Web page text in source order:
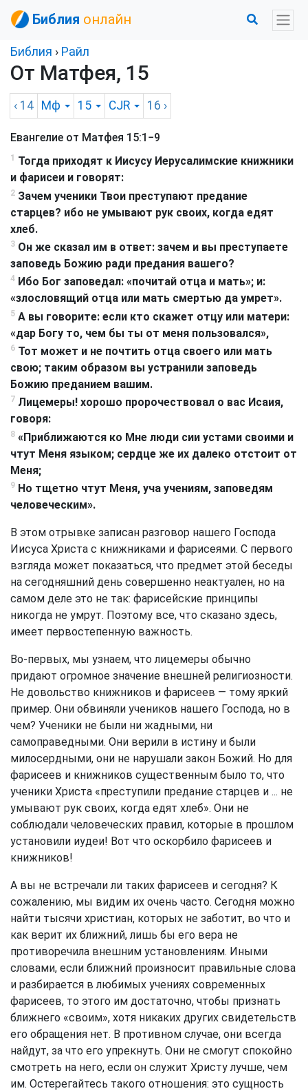
Библия онлайн
Библия › Райл
От Матфея, 15
‹ 14 Мф 15 CJR 16 ›
Евангелие от Матфея 15:1−9
1
Тогда приходят к Иисусу Иерусалимские книжники
и фарисеи и говорят:
2 Зачем ученики Твои преступают предание
старцев? ибо не умывают рук своих, когда едят
хлеб.
3 Он же сказал им в ответ: зачем и вы преступаете
заповедь Божию ради предания вашего?
4 Ибо Бог заповедал: «почитай отца и мать»; и:
«злословящий отца или мать смертью да умрет».
5 А вы говорите: если кто скажет отцу или матери:
«дар Богу то, чем бы ты от меня пользовался»,
6 Тот может и не почтить отца своего или мать
свою; таким образом вы устранили заповедь
Божию преданием вашим.
7 Лицемеры! хорошо пророчествовал о вас Исаия,
говоря:
8 «Приближаются ко Мне люди сии устами своими и
чтут Меня языком; сердце же их далеко отстоит от
Меня;
9 Но тщетно чтут Меня, уча учениям, заповедям
человеческим».
В этом отрывке записан разговор нашего Господа
Иисуса Христа с книжниками и фарисеями. С первого
взгляда может показаться, что предмет этой беседы
на сегодняшний день совершенно неактуален, но на
самом деле это не так: фарисейские принципы
никогда не умрут. Поэтому все, что сказано здесь,
имеет первостепенную важность.
Во-первых, мы узнаем, что лицемеры обычно
придают огромное значение внешней религиозности.
Не довольство книжников и фарисеев — тому яркий
пример. Они обвиняли учеников нашего Господа, но в
чем? Ученики не были ни жадными, ни
самоправедными. Они верили в истину и были
милосердными, они не нарушали закон Божий. Но для
фарисеев и книжников существенным было то, что
ученики Христа «преступили предание старцев и ... не
умывают рук своих, когда едят хлеб». Они не
соблюдали человеческих правил, которые в прошлом
установили иудеи! Вот что оскорбило фарисеев и
книжников!
А вы не встречали ли таких фарисеев и сегодня? К
сожалению, мы видим их очень часто. Сегодня можно
найти тысячи христиан, которых не заботит, во что и
как верит их ближний, лишь бы его вера не
противоречила внешним установлениям. Иными
словами, если ближний произносит правильные слова
и разбирается в любимых учениях современных
фарисеев, то этого им достаточно, чтобы признать
ближнего «своим», хотя никаких других свидетельств
его обращения нет. В противном случае, они всегда
найдут, за что его упрекнуть. Они не смогут спокойно
смотреть на него, если он служит Христу лучше, чем
им. Остерегайтесь такого отношения: это сущность